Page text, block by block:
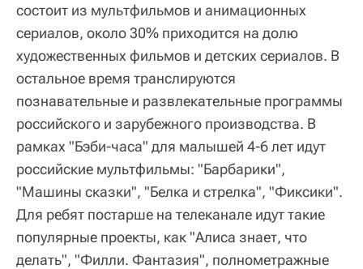
состоит из мультфильмов и анимационных
сериалов, около 30% приходится на долю
художественных фильмов и детских сериалов. В
остальное время транслируются
познавательные и развлекательные программы
российского и зарубежного производства. В
рамках "Бэби-часа" для малышей 4-6 лет идут
российские мультфильмы: "Барбарики",
"Машины сказки", "Белка и стрелка", "Фиксики".
Для ребят постарше на телеканале идут такие
популярные проекты, как "Алиса знает, что
делать", "Филли. Фантазия", полнометражные